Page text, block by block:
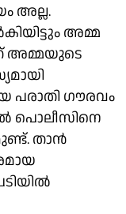
അല്ല.
അമ്മ
അമ്മയുടെ
പരാതി ഗൗരവം
പൊലീസിനെ
താൻ